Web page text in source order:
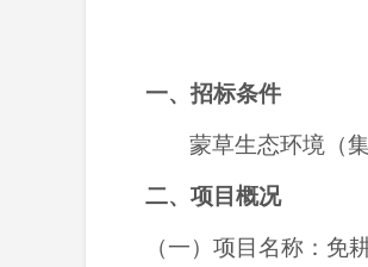
一、招标条件
蒙草生态环境（
二、项目概况
（一）项目名称： 免